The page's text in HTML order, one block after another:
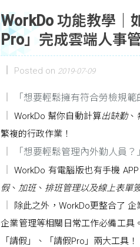
WorkDo 功能教學｜
Pro」完成雲端人事
Posted on 2019-07-09
「想要輕鬆擁有符合勞檢規
WorkDo 幫你自動計算出缺勤、
繁複的行政作業！
「想要輕鬆管理內外勤人員？」
WorkDo 有電腦版也有手機
假、 加班、 排班管理以及線上表單
除此之外，WorkDo更整合了
企業管理等相關日常工作必備工具
「請假」、「請假Pro」兩大工具！